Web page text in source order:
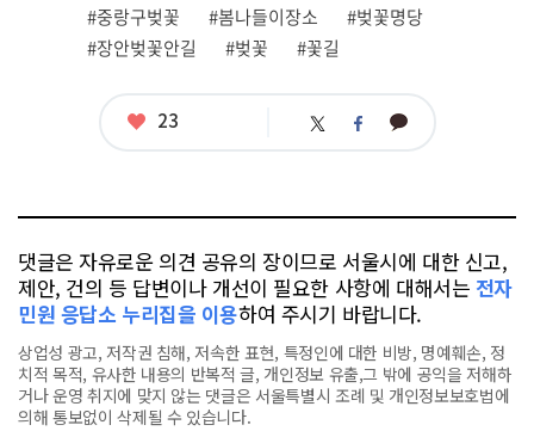
태
그
#중랑구벚꽃
#봄나들이장소
#벚꽃명당
#장안벚꽃안길
#벚꽃 #꽃길
좋
23 트 페 카
댓글은 자유로운 의견 공유의 장이므로 서울시에 대한 신고,
제안, 건의 등 답변이나 개선이 필요한 사항에 대해서는 전자
민원 응답소 누리집을 이용하여 주시기 바랍니다.
상업성 광고, 저작권 침해, 저속한 표현, 특정인에 대한 비방, 명예훼손, 정
치적 목적, 유사한 내용의 반복적 글, 개인정보 유출,그 밖에 공익을 저해하
거나 운영 취지에 맞지 않는 댓글은 서울특별시 조례 및 개인정보보호법에
의해 통보없이 삭제될 수 있습니다.